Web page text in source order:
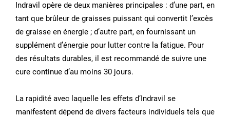
Indravil opère de deux manières principales : d’une part, en
tant que brûleur de graisses puissant qui convertit l’excès
de graisse en énergie ; d’autre part, en fournissant un
supplément d’énergie pour lutter contre la fatigue. Pour
des résultats durables, il est recommandé de suivre une
cure continue d’au moins 30 jours.
La rapidité avec laquelle les effets d’Indravil se
manifestent dépend de divers facteurs individuels tels que